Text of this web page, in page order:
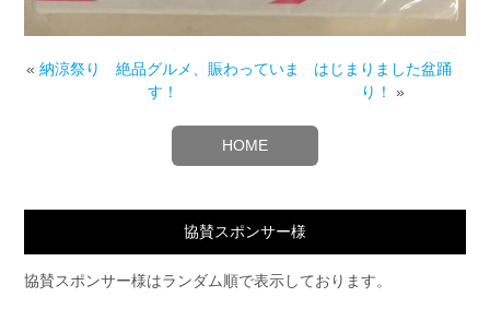
« 納涼祭り 絶品グルメ、賑わっていま
す！
はじまりました盆踊
り！
»
HOME
協賛スポンサー様
協賛スポンサー様はランダム順で表示しております。